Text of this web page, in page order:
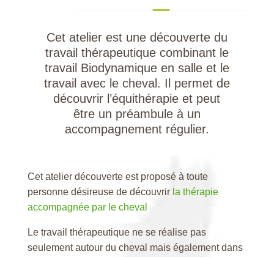
Cet atelier est une découverte du
travail thérapeutique combinant le
travail Biodynamique en salle et le
travail avec le cheval. Il permet de
découvrir l’équithérapie et peut
être un préambule à un
accompagnement régulier.
Cet atelier découverte est proposé à toute
personne désireuse de découvrirla thérapie
accompagnée par le cheval
Le travail thérapeutique ne se réalise pas
seulement autour du cheval mais également dans